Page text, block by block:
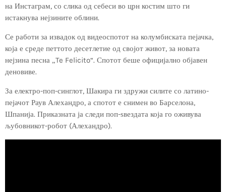
на Инстаграм, со слика од себеси во црн костим што ги
истакнува нејзините облини.
Се работи за извадок од видеоспотот на колумбиската пејачка,
која е среде петтото десетлетие од својот живот, за новата
нејзина песна „Te Felicito“. Спотот беше официјално објавен
деновиве.
За електро-поп-синглот, Шакира ги здружи силите со латино-
пејачот Раув Алехандро, а спотот е снимен во Барселона,
Шпанија. Приказната ја следи поп-ѕвездата која го оживува
љубовникот-робот (Алехандро).